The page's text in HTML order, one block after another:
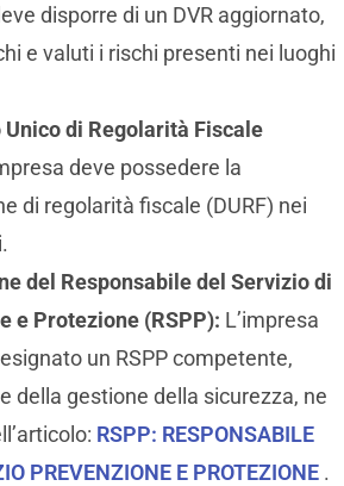
disporre di un DVR aggiornato,
e valuti i rischi presenti nei luoghi
Unico di Regolarità Fiscale
deve possedere la
di regolarità fiscale (DURF) nei
del Responsabile del Servizio di
e Protezione (RSPP): L’impresa
un RSPP competente,
della gestione della sicurezza, ne
RSPP: RESPONSABILE
PREVENZIONE E PROTEZIONE .